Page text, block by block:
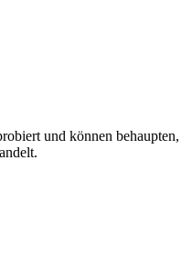
und können behaupten,